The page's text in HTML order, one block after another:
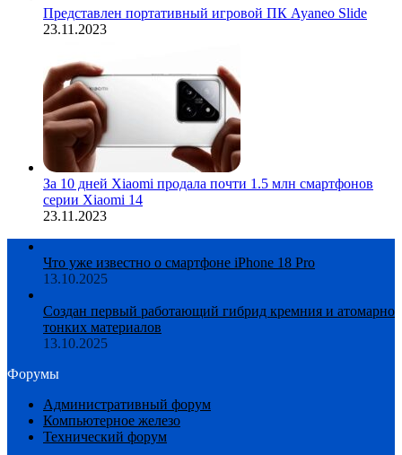
Представлен портативный игровой ПК Ayaneo Slide
23.11.2023
За 10 дней Xiaomi продала почти 1.5 млн смартфонов
серии Xiaomi 14
23.11.2023
Что уже известно о смартфоне iPhone 18 Pro
13.10.2025
Создан первый работающий гибрид кремния и атомарно
тонких материалов
13.10.2025
Форумы
Административный форум
Компьютерное железо
Технический форум